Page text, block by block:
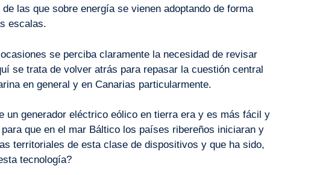
las que sobre energía se vienen adoptando de forma
escalas.
se perciba claramente la necesidad de revisar
se trata de volver atrás para repasar la cuestión central
en general y en Canarias particularmente.
un generador eléctrico eólico en tierra era y es más fácil y
que en el mar Báltico los países ribereños iniciaran y
territoriales de esta clase de dispositivos y que ha sido,
tecnología?